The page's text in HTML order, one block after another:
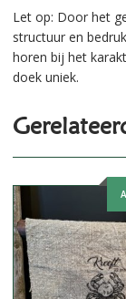
Let op: Door het
structuur en
horen bij het
doek uniek.